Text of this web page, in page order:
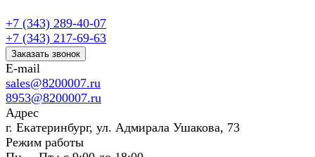
+7 (343) 289-40-07
+7 (343) 217-69-63
Заказать звонок
E-mail
sales@8200007.ru
8953@8200007.ru
Адрес
г. Екатеринбург, ул. Адмирала Ушакова, 73
Режим работы